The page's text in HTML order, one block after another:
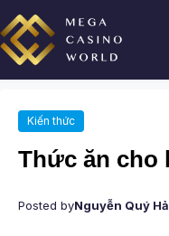
Chuyển
đến
phần
nội
Kiến thức
Thức ăn cho
Posted byNguyễn Quý